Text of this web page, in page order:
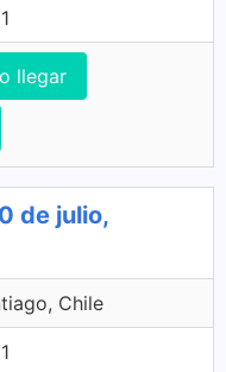
llegar
de julio,
Chile